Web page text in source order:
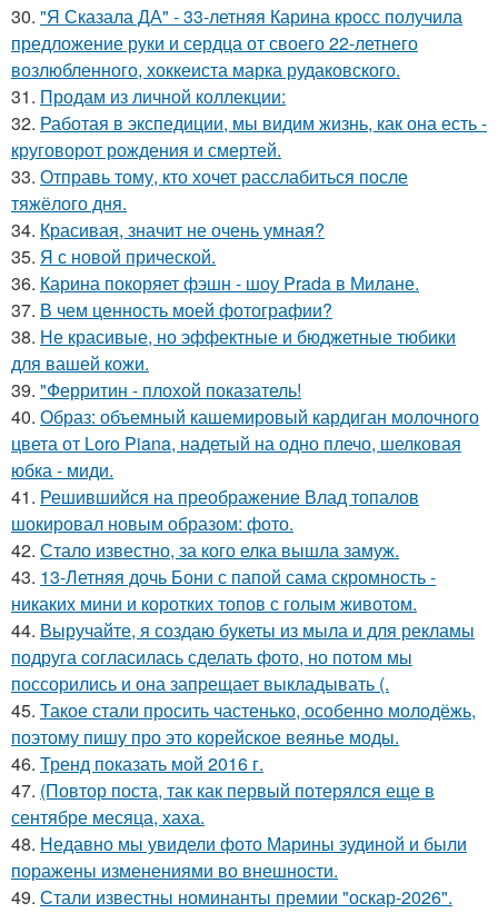
30. "Я Сказала ДА" - 33-летняя Карина кросс получила
предложение руки и сердца от своего 22-летнего
возлюбленного, хоккеиста марка рудаковского.
31. Продам из личной коллекции:
32. Работая в экспедиции, мы видим жизнь, как она есть -
круговорот рождения и смертей.
33. Отправь тому, кто хочет расслабиться после
тяжёлого дня.
34. Красивая, значит не очень умная?
35. Я с новой прической.
36. Карина покоряет фэшн - шоу Prada в Милане.
37. В чем ценность моей фотографии?
38. Не красивые, но эффектные и бюджетные тюбики
для вашей кожи.
39. "Ферритин - плохой показатель!
40. Образ: объемный кашемировый кардиган молочного
цвета от Loro Piana, надетый на одно плечо, шелковая
юбка - миди.
41. Решившийся на преображение Влад топалов
шокировал новым образом: фото.
42. Стало известно, за кого елка вышла замуж.
43. 13-Летняя дочь Бони с папой сама скромность -
никаких мини и коротких топов с голым животом.
44. Выручайте, я создаю букеты из мыла и для рекламы
подруга согласилась сделать фото, но потом мы
поссорились и она запрещает выкладывать (.
45. Такое стали просить частенько, особенно молодёжь,
поэтому пишу про это корейское веянье моды.
46. Тренд показать мой 2016 г.
47. (Повтор поста, так как первый потерялся еще в
сентябре месяца, хаха.
48. Недавно мы увидели фото Марины зудиной и были
поражены изменениями во внешности.
49. Стали известны номинанты премии "оскар-2026".